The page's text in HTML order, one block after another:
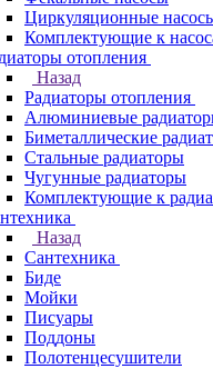
Циркуляционные
Комплектующие к
отопления
Назад
Радиаторы отопления
Алюминиевые
Биметаллические
Стальные радиаторы
Чугунные радиаторы
Комплектующие к
Назад
Сантехника
Биде
Мойки
Писуары
Поддоны
Полотенцесушители